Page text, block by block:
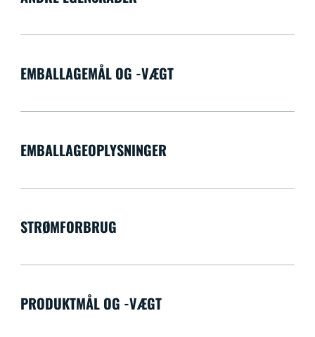
EMBALLAGEMÅL OG -VÆGT
EMBALLAGEOPLYSNINGER
STRØMFORBRUG
PRODUKTMÅL OG -VÆGT